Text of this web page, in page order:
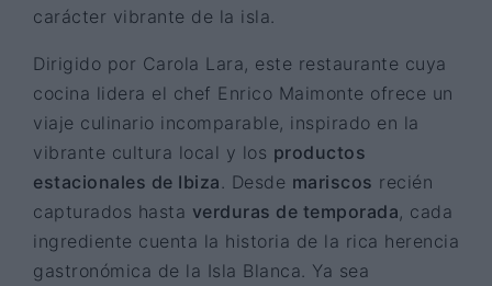
carácter vibrante de la isla.
Dirigido por Carola Lara, este restaurante cuya
cocina lidera el chef Enrico Maimonte ofrece un
viaje culinario incomparable, inspirado en la
vibrante cultura local y los productos
estacionales de Ibiza. Desde mariscos recién
capturados hasta verduras de temporada, cada
ingrediente cuenta la historia de la rica herencia
gastronómica de la Isla Blanca. Ya sea